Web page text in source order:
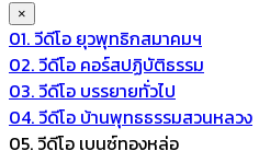
×
01. วีดีโอ ยุวพุทธิกสมาคมฯ
02. วีดีโอ คอร์สปฏิบัติธรรม
03. วีดีโอ บรรยายทั่วไป
04. วีดีโอ บ้านพุทธธรรมสวนหลวง
05. วีดีโอ เบนซ์ทองหล่อ